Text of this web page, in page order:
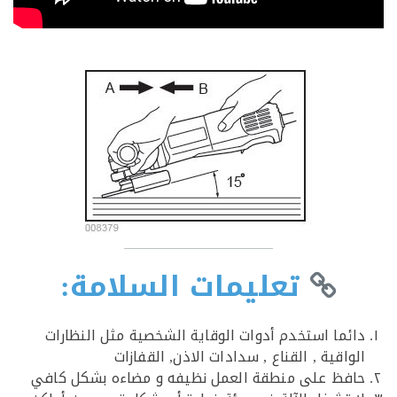
تعليمات السلامة:
استخدم أدوات الوقاية الشخصية مثل النظارات
, القناع , سدادات الاذن, القفازات
على منطقة العمل نظيفه و مضاءه بشكل كافي